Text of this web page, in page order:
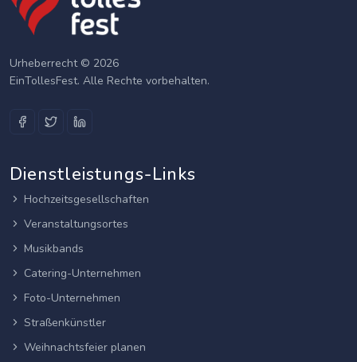
Urheberrecht © 2026
EinTollesFest. Alle Rechte vorbehalten.
Dienstleistungs-Links
Hochzeitsgesellschaften
Veranstaltungsortes
Musikbands
Catering-Unternehmen
Foto-Unternehmen
Straßenkünstler
Weihnachtsfeier planen